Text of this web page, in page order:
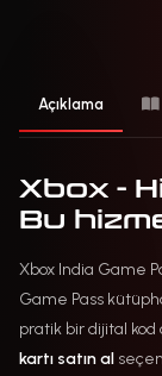
Açıklama
Xbox -
Bu
Xbox India Game
Game Pass
pratik bir dijital
kartı satın al